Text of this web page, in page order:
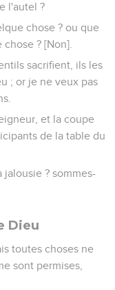
l'autel ?
chose ? ou que
? [Non].
sacrifient, ils les
; or je ne veux pas
et la coupe
de la table du
? sommes-
Dieu
toutes choses ne
sont permises,